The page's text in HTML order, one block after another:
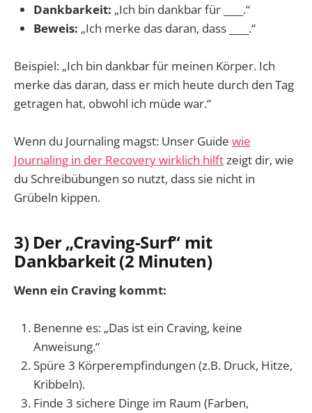
Dankbarkeit: „Ich bin dankbar für ____.“
Beweis: „Ich merke das daran, dass ____.“
Beispiel: „Ich bin dankbar für meinen Körper. Ich
merke das daran, dass er mich heute durch den Tag
getragen hat, obwohl ich müde war.“
Wenn du Journaling magst: Unser Guide wie
Journaling in der Recovery wirklich hilftzeigt dir, wie
du Schreibübungen so nutzt, dass sie nicht in
Grübeln kippen.
3) Der „Craving-Surf“ mit
Dankbarkeit (2 Minuten)
Wenn ein Craving kommt:
Benenne es: „Das ist ein Craving, keine
Anweisung.“
Spüre 3 Körperempfindungen (z.B. Druck, Hitze,
Kribbeln).
Finde 3 sichere Dinge im Raum (Farben,